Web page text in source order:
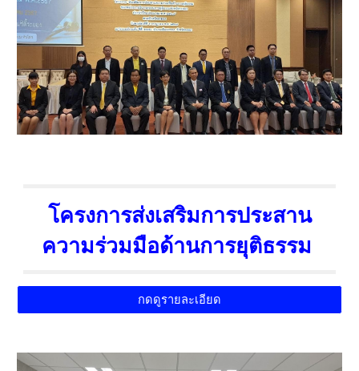
โครงการส่งเสริมการประสาน
ความร่วมมือด้านการยุติธรรม
กดดูรายละเอียด